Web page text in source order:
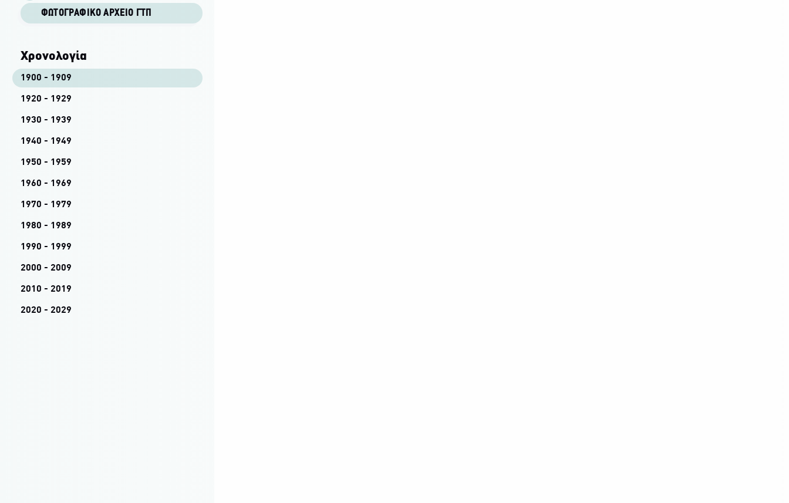
ΦΩΤΟΓΡΑΦΙΚΌ ΑΡΧΕΊΟ ΓΤΠ
Χρονολογία
1900 - 1909
1920 - 1929
1930 - 1939
1940 - 1949
1950 - 1959
1960 - 1969
1970 - 1979
1980 - 1989
1990 - 1999
2000 - 2009
2010 - 2019
2020 - 2029